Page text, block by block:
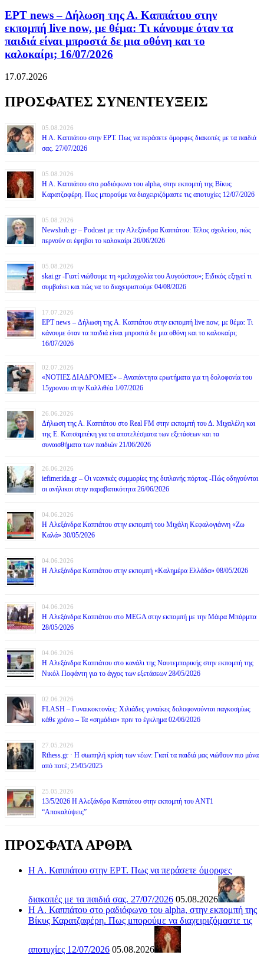
ΕΡΤ news – Δήλωση της Α. Καππάτου στην
εκπομπή live now, με θέμα: Τι κάνουμε όταν τα
παιδιά είναι μπροστά δε μια οθόνη και το
καλοκαίρι; 16/07/2026
17.07.2026
ΠΡΟΣΦΑΤΕΣ ΣΥΝΕΝΤΕΥΞΕΙΣ
05.08.2026
Η Α. Καππάτου στην ΕΡΤ. Πως να περάσετε όμορφες διακοπές με τα παιδιά
σας. 27/07/2026
05.08.2026
Η Α. Καππάτου στο ραδιόφωνο του alpha, στην εκπομπή της Βίκυς
Καρατζαφέρη. Πως μπορούμε να διαχειριζόμαστε τις αποτυχίες 12/07/2026
05.08.2026
Newshub.gr – Podcast με την Αλεξάνδρα Καππάτου: Τέλος σχολείου, πώς
περνούν οι έφηβοι το καλοκαίρι 26/06/2026
05.08.2026
skai.gr -Γιατί νιώθουμε τη «μελαγχολία του Αυγούστου»; Ειδικός εξηγεί τι
συμβαίνει και πώς να το διαχειριστούμε 04/08/2026
17.07.2026
ΕΡΤ news – Δήλωση της Α. Καππάτου στην εκπομπή live now, με θέμα: Τι
κάνουμε όταν τα παιδιά είναι μπροστά δε μια οθόνη και το καλοκαίρι;
16/07/2026
02.07.2026
«ΝΟΤΙΕΣ ΔΙΑΔΡΟΜΕΣ» – Αναπάντητα ερωτήματα για τη δολοφονία του
15χρονου στην Καλλιθέα 1/07/2026
26.06.2026
Δήλωση της Α. Καππάτου στο Real FM στην εκπομπή του Δ. Μιχαλέλη και
της Ε. Κατσαμπέκη για τα αποτελέσματα των εξετάσεων και τα
συναισθήματα των παιδιών 21/06/2026
26.06.2026
iefimerida.gr – Οι νεανικές συμμορίες της διπλανής πόρτας -Πώς οδηγούνται
οι ανήλικοι στην παραβατικότητα 26/06/2026
04.06.2026
H Αλεξάνδρα Καππάτου στην εκπομπή του Μιχάλη Κεφαλογιάννη «Ζω
Καλά» 30/05/2026
04.06.2026
H Αλεξάνδρα Καππάτου στην εκπομπή «Καλημέρα Ελλάδα» 08/05/2026
04.06.2026
H Αλεξάνδρα Καππάτου στο MEGA στην εκπομπή με την Μάιρα Mπάρμπα
28/05/2026
04.06.2026
H Αλεξάνδρα Καππάτου στο κανάλι της Ναυτεμπορικής στην εκπομπή της
Νικόλ Ποφάντη για το άγχος των εξετάσεων 28/05/2026
02.06.2026
FLASH – Γυναικοκτονίες: Χιλιάδες γυναίκες δολοφονούνται παγκοσμίως
κάθε χρόνο – Τα «σημάδια» πριν το έγκλημα 02/06/2026
27.05.2026
Rthess.gr · Η σιωπηλή κρίση των νέων: Γιατί τα παιδιά μας νιώθουν πιο μόνα
από ποτέ; 25/05/2025
25.05.2026
13/5/2026 Η Αλεξάνδρα Καππάτου στην εκπομπή του ΑΝΤ1
“Αποκαλύψεις”
ΠΡΟΣΦΑΤΑ ΑΡΘΡΑ
Η Α. Καππάτου στην ΕΡΤ. Πως να περάσετε όμορφες
διακοπές με τα παιδιά σας. 27/07/2026 05.08.2026
Η Α. Καππάτου στο ραδιόφωνο του alpha, στην εκπομπή της
Βίκυς Καρατζαφέρη. Πως μπορούμε να διαχειριζόμαστε τις
αποτυχίες 12/07/2026 05.08.2026